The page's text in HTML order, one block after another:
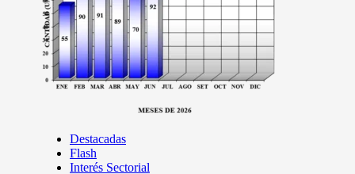
Destacadas
Flash
Interés Sectorial